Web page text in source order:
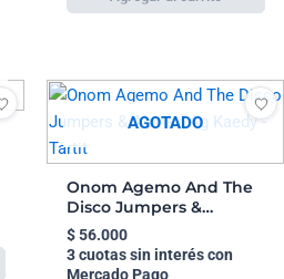
AGOTADO
Onom Agemo And The
Disco Jumpers &
Ahmed Ag Kaedy –
Tartit
$56.000
3 cuotas sin interés con
Mercado Pago